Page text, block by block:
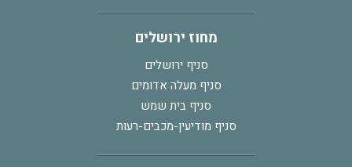
מחוז ירושלים
סניף ירושלים
סניף מעלה אדומים
סניף בית שמש
סניף מודיעין-מכבים-רעות